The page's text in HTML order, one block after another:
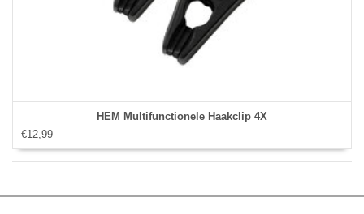
HEM Multifunctionele Haakclip 4X
€12,99